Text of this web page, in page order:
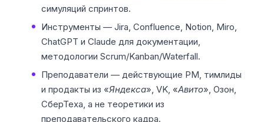
симуляций спринтов.
Инструменты — Jira, Confluence, Notion, Miro,
ChatGPT и Claude для документации,
методологии Scrum/Kanban/Waterfall.
Преподаватели — действующие PM, тимлиды
и продакты из «Яндекса», VK, «Авито», Озон,
СберТеха, а не теоретики из
преподавательского кадра.